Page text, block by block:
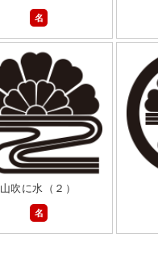
名
山吹に水（２）
名